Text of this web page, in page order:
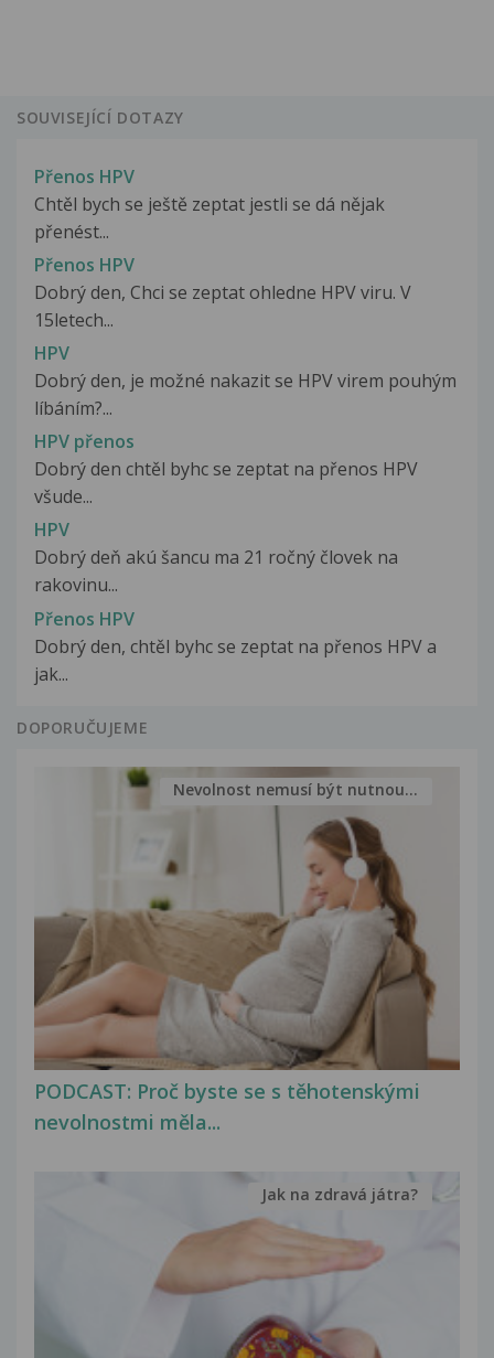
SOUVISEJÍCÍ DOTAZY
Přenos HPV
Chtěl bych se ještě zeptat jestli se dá nějak
přenést...
Přenos HPV
Dobrý den, Chci se zeptat ohledne HPV viru. V
15letech...
HPV
Dobrý den, je možné nakazit se HPV virem pouhým
líbáním?...
HPV přenos
Dobrý den chtěl byhc se zeptat na přenos HPV
všude...
HPV
Dobrý deň akú šancu ma 21 ročný človek na
rakovinu...
Přenos HPV
Dobrý den, chtěl byhc se zeptat na přenos HPV a
jak...
DOPORUČUJEME
PODCAST: Proč byste se s těhotenskými
nevolnostmi měla...
Nevolnost nemusí být nutnou...
Jak na zdravá játra?